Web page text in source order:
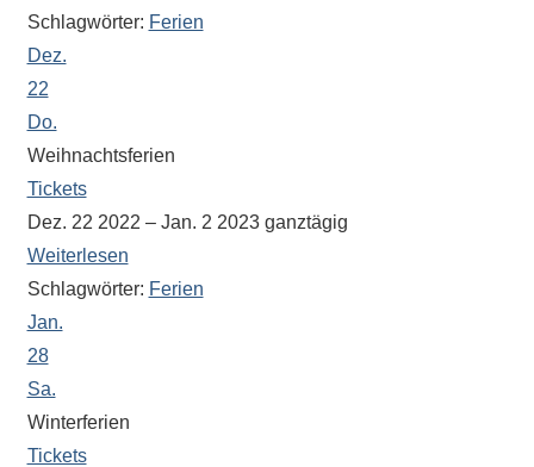
oder
Sportwettkampf,
Musik-
oder
oder
Reise
–
unsere
Schülerinnen
und
Schüler
sind
dabei!
Schlagwörter: Ferien
Dez.
22
Do.
Weihnachtsferien
Tickets
Dez. 22 2022 – Jan. 2 2023 ganztägig
Weiterlesen
Schlagwörter: Ferien
Jan.
28
Sa.
Winterferien
Tickets